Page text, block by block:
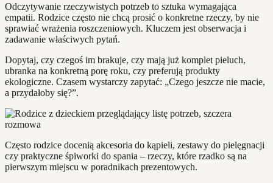
Odczytywanie rzeczywistych potrzeb to sztuka wymagająca
empatii. Rodzice często nie chcą prosić o konkretne rzeczy, by nie
sprawiać wrażenia roszczeniowych. Kluczem jest obserwacja i
zadawanie właściwych pytań.
Dopytaj, czy czegoś im brakuje, czy mają już komplet pieluch,
ubranka na konkretną porę roku, czy preferują produkty
ekologiczne. Czasem wystarczy zapytać: „Czego jeszcze nie macie,
a przydałoby się?”.
Często rodzice docenią akcesoria do kąpieli, zestawy do pielęgnacji
czy praktyczne śpiworki do spania – rzeczy, które rzadko są na
pierwszym miejscu w poradnikach prezentowych.